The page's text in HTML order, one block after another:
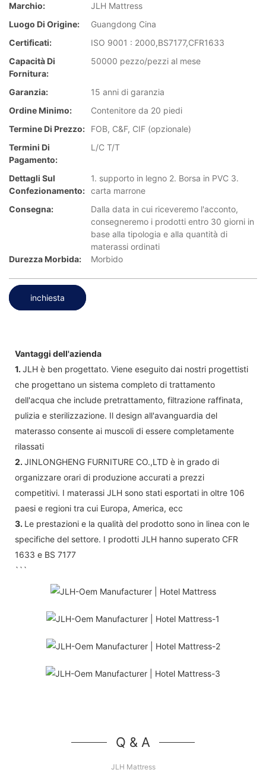
Marchio:
JLH Mattress
Luogo Di Origine:
Guangdong Cina
Certificati:
ISO 9001 : 2000,BS7177,CFR1633
Capacità Di
Fornitura:
50000 pezzo/pezzi al mese
Garanzia:
15 anni di garanzia
Ordine Minimo:
Contenitore da 20 piedi
Termine Di Prezzo:
FOB, C&F, CIF (opzionale)
Termini Di
Pagamento:
L/C T/T
Dettagli Sul
Confezionamento:
1. supporto in legno 2. Borsa in PVC 3.
carta marrone
Consegna:
Dalla data in cui riceveremo l'acconto,
consegneremo i prodotti entro 30 giorni in
base alla tipologia e alla quantità di
materassi ordinati
Durezza Morbida:
Morbido
inchiesta
Vantaggi dell'azienda
1. JLH è ben progettato. Viene eseguito dai nostri progettisti
che progettano un sistema completo di trattamento
dell'acqua che include pretrattamento, filtrazione raffinata,
pulizia e sterilizzazione. Il design all'avanguardia del
materasso consente ai muscoli di essere completamente
rilassati
2. JINLONGHENG FURNITURE CO.,LTD è in grado di
organizzare orari di produzione accurati a prezzi
competitivi. I materassi JLH sono stati esportati in oltre 106
paesi e regioni tra cui Europa, America, ecc
3. Le prestazioni e la qualità del prodotto sono in linea con le
specifiche del settore. I prodotti JLH hanno superato CFR
1633 e BS 7177
```
Q & A
JLH Mattress